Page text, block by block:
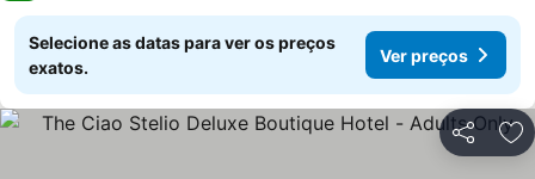
Selecione as datas para ver os preços
exatos.
Ver preços
Partilhar